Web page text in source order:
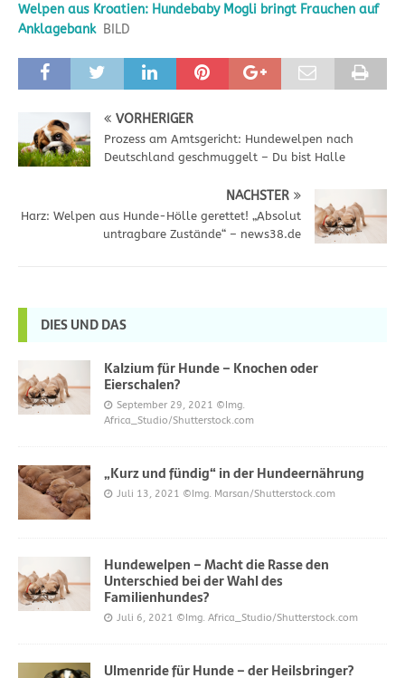
Welpen aus Kroatien: Hundebaby Mogli bringt Frauchen auf
Anklagebank BILD
VORHERIGER
Prozess am Amtsgericht: Hundewelpen nach
Deutschland geschmuggelt – Du bist Halle
NÄCHSTER
Harz: Welpen aus Hunde-Hölle gerettet! „Absolut
untragbare Zustände“ – news38.de
DIES UND DAS
Kalzium für Hunde – Knochen oder
Eierschalen?
September 29, 2021 ©Img.
Africa_Studio/Shutterstock.com
„Kurz und fündig“ in der Hundeernährung
Juli 13, 2021 ©Img. Marsan/Shutterstock.com
Hundewelpen – Macht die Rasse den
Unterschied bei der Wahl des
Familienhundes?
Juli 6, 2021 ©Img. Africa_Studio/Shutterstock.com
Ulmenride für Hunde – der Heilsbringer?